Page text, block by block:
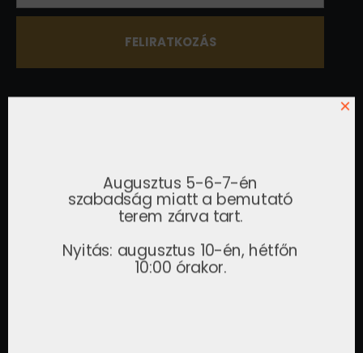
Kérje egyedi ajánlatunkat, vagy látogasson el
bemutatótermünkbe.
ÜGYVEZETŐ
+36 30 815 2151
×
Augusztus 5-6-7-én
szabadság miatt a bemutató
terem zárva tart.
Nyitás: augusztus 10-én, hétfőn
10:00 órakor.